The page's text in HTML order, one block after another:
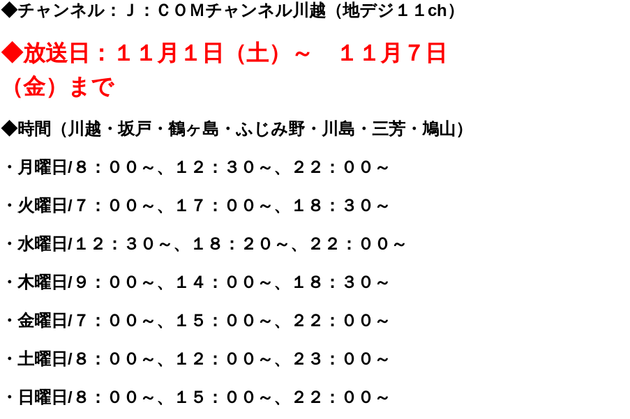
◆チャンネル：Ｊ：ＣＯＭチャンネル川越（地デジ１１ch）
◆放送日：１１月１日（土）～ １１月７日
（金）まで
◆時間（川越・坂戸・鶴ヶ島・ふじみ野・川島・三芳・鳩山）
・月曜日/８：００～、１２：３０～、２２：００～
・火曜日/７：００～、１７：００～、１８：３０～
・水曜日/１２：３０～、１８：２０～、２２：００～
・木曜日/９：００～、１４：００～、１８：３０～
・金曜日/７：００～、１５：００～、２２：００～
・土曜日/８：００～、１２：００～、２３：００～
・日曜日/８：００～、１５：００～、２２：００～